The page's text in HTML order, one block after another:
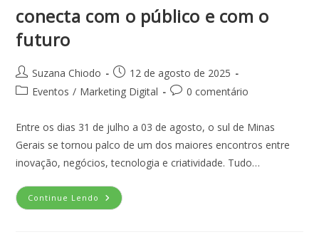
conecta com o público e com o
futuro
Suzana Chiodo
12 de agosto de 2025
Eventos / Marketing Digital 0 comentário
Entre os dias 31 de julho a 03 de agosto, o sul de Minas
Gerais se tornou palco de um dos maiores encontros entre
inovação, negócios, tecnologia e criatividade. Tudo…
Continue Lendo